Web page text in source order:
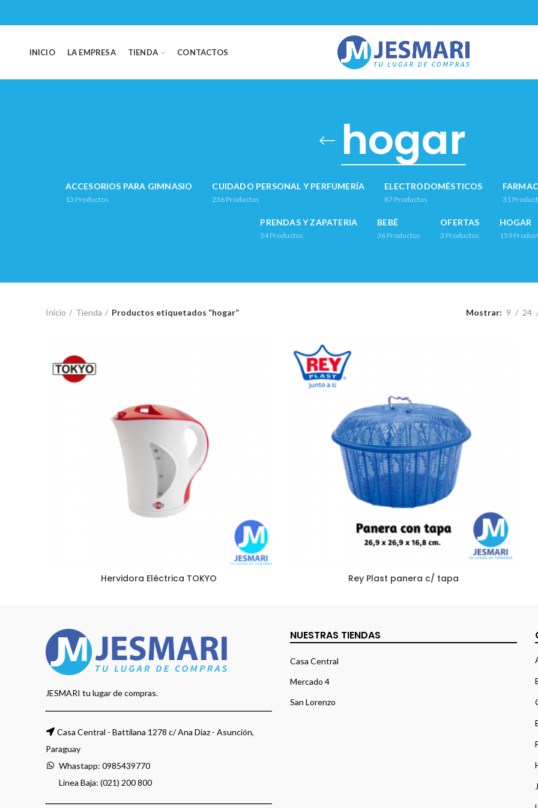
INICIO LA EMPRESA TIENDA CONTACTOS
hogar
ACCESORIOS PARA GIMNASIO
13 Productos
CUIDADO PERSONAL Y PERFUMERÍA
236 Productos
ELECTRODOMÉSTICOS
87 Productos 31
PRENDAS Y ZAPATERIA
54Productos
BEBÉ
36 Productos
OFERTAS
3 Productos
HOGAR
159
Inicio Tienda Productos etiquetados “hogar” Mostrar 9 24
Hervidora Eléctrica TOKYO Rey Plast panera c/ tapa
JESMARI tu lugar de compras.
Casa Central - Battilana 1278 c/ Ana Diaz - Asunción,
Paraguay
Whastapp: 0985439770
Linea Baja: (021) 200 800
NUESTRAS TIENDAS
Casa Central
Mercado 4
San Lorenzo